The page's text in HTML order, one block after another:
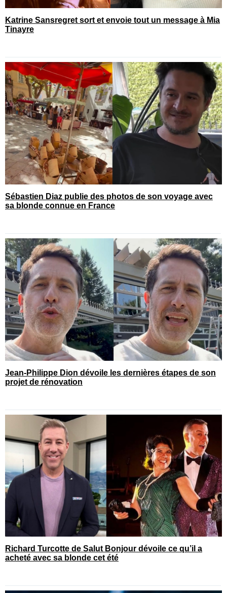
Katrine Sansregret sort et envoie tout un message à Mia
Tinayre
Sébastien Diaz publie des photos de son voyage avec
sa blonde connue en France
Jean-Philippe Dion dévoile les dernières étapes de son
projet de rénovation
Richard Turcotte de Salut Bonjour dévoile ce qu’il a
acheté avec sa blonde cet été